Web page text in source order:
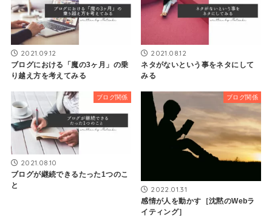
2021.09.12
ブログにおける「魔の3ヶ月」の乗
り越え方を考えてみる
2021.08.12
ネタがないという事をネタにして
みる
ブログ関係
2021.08.10
ブログが継続できるたった1つのこ
と
ブログ関係
2022.01.31
感情が人を動かす［沈黙のWebラ
イティング］